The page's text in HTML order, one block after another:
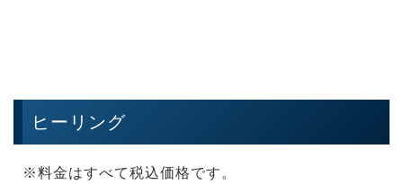
ヒーリング
※料金はすべて税込価格です。